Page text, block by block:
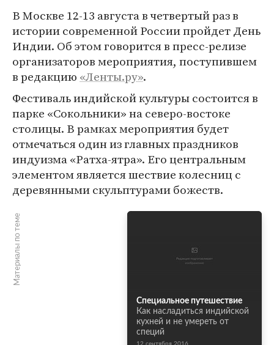
В Москве 12-13 августа в четвертый раз в
истории современной России пройдет День
Индии. Об этом говорится в пресс-релизе
организаторов мероприятия, поступившем
в редакцию «Ленты.ру».
Фестиваль индийской культуры состоится в
парке «Сокольники» на северо-востоке
столицы. В рамках мероприятия будет
отмечаться один из главных праздников
индуизма «Ратха-ятра». Его центральным
элементом является шествие колесниц с
деревянными скульптурами божеств.
Материалы по теме
Специальное путешествие
Как насладиться индийской
кухней и не умереть от
специй
12 сентября 2016